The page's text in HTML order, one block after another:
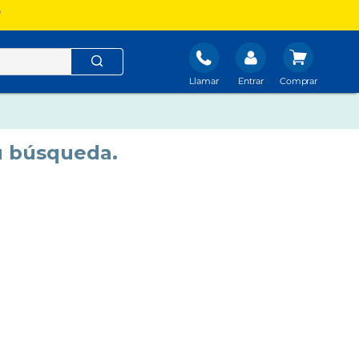
Llamar Entrar
búsqueda.